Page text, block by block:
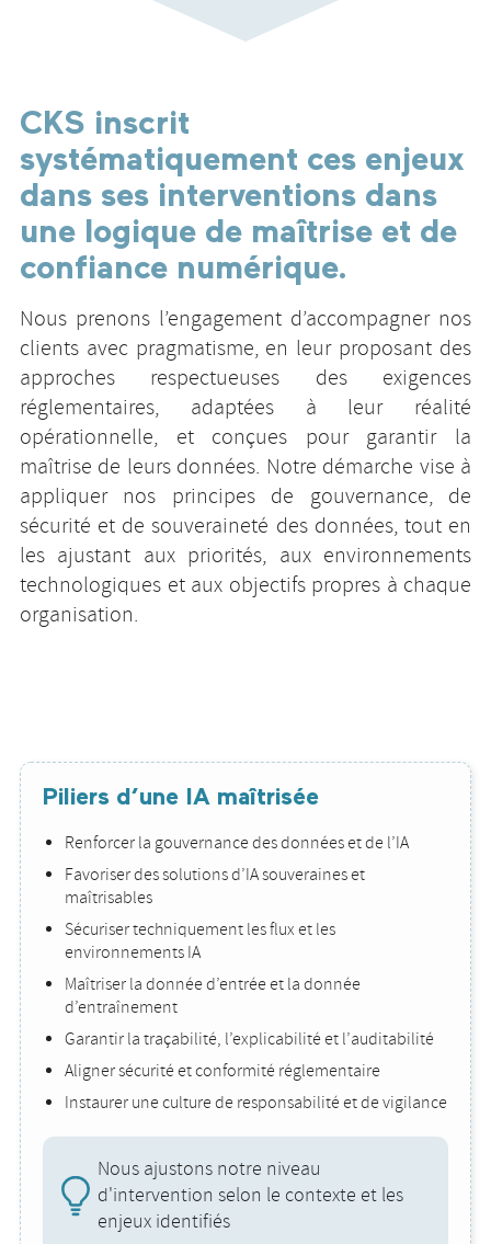
CKS inscrit
systématiquement ces enjeux
dans ses interventions dans
une logique de maîtrise et de
confiance numérique.
Nous prenons l’engagement d’accompagner nos
clients avec pragmatisme, en leur proposant des
approches respectueuses des exigences
réglementaires, adaptées à leur réalité
opérationnelle, et conçues pour garantir la
maîtrise de leurs données. Notre démarche vise à
appliquer nos principes de gouvernance, de
sécurité et de souveraineté des données, tout en
les ajustant aux priorités, aux environnements
technologiques et aux objectifs propres à chaque
organisation.
Piliers d’une IA maîtrisée
Renforcer la gouvernance des données et de l’IA
Favoriser des solutions d’IA souveraines et
maîtrisables
Sécuriser techniquement les flux et les
environnements IA
Maîtriser la donnée d’entrée et la donnée
d’entraînement
Garantir la traçabilité, l’explicabilité et l’auditabilité
Aligner sécurité et conformité réglementaire
Instaurer une culture de responsabilité et de vigilance
Nous ajustons notre niveau
d'intervention selon le contexte et les
enjeux identifiés